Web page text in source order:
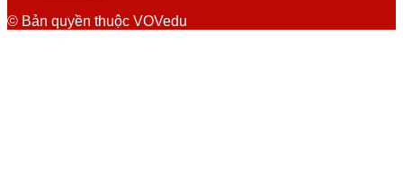
© Bản quyền thuộc VOVedu